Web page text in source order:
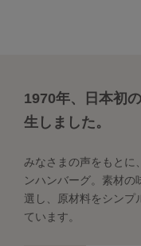
1970年、日本初
生しました。
みなさまの声をもとに
ンハンバーグ。素材の
選し、原材料をシンプ
ています。